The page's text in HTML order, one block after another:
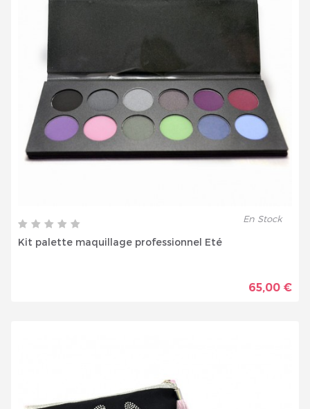
En Stock
Kit palette maquillage professionnel Eté
65,00 €